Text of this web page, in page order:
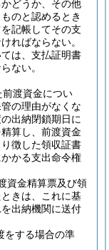
どうか、その他
のと認めるとき
記帳してその支
ればならない。
は、支払証明書
ない。
渡資金につい
の理由がなくな
出納閉鎖期日に
算し、前渡資金
徴した領収証書
かる支出命令権
資金精算票及び領
きは、これに基
出納機関に送付
をする場合の準